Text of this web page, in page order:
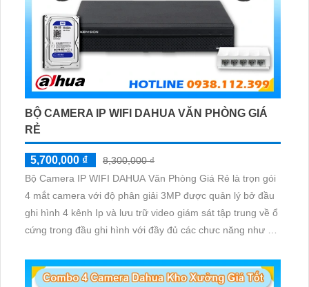
BỘ CAMERA IP WIFI DAHUA VĂN PHÒNG GIÁ
RẺ
5,700,000 ₫
8,300,000 ₫
Bộ Camera IP WIFI DAHUA Văn Phòng Giá Rẻ là trọn gói
4 mắt camera với độ phân giải 3MP được quản lý bở đầu
ghi hình 4 kênh Ip và lưu trữ video giám sát tập trung về ổ
cứng trong đầu ghi hình với đầy đủ các chưc năng như AI
giám sát có màu vào ban đêm